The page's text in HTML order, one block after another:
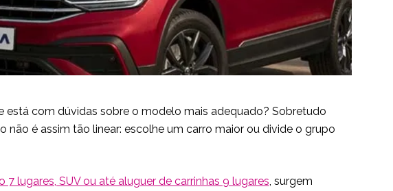
está com dúvidas sobre o modelo mais adequado? Sobretudo
não é assim tão linear: escolhe um carro maior ou divide o grupo
7 lugares, SUV ou até aluguer de carrinhas 9 lugares, surgem